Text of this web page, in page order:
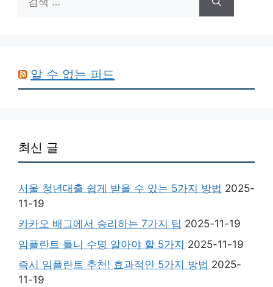
색:
알 수 없는 피드
최신 글
서울 청년대출 쉽게 받을 수 있는 5가지 방법 2025-
11-19
카카오 배그에서 승리하는 7가지 팁 2025-11-19
임플란트 틀니 수명 알아야 할 5가지 2025-11-19
즉시 임플란트 추천! 효과적인 5가지 방법 2025-
11-19